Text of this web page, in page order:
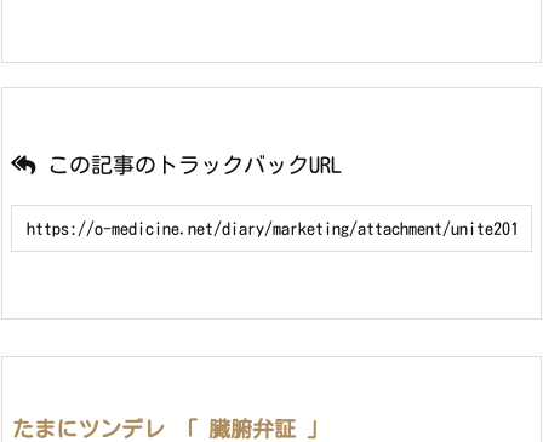
この記事のトラックバックURL
たまにツンデレ 「 臓腑弁証 」